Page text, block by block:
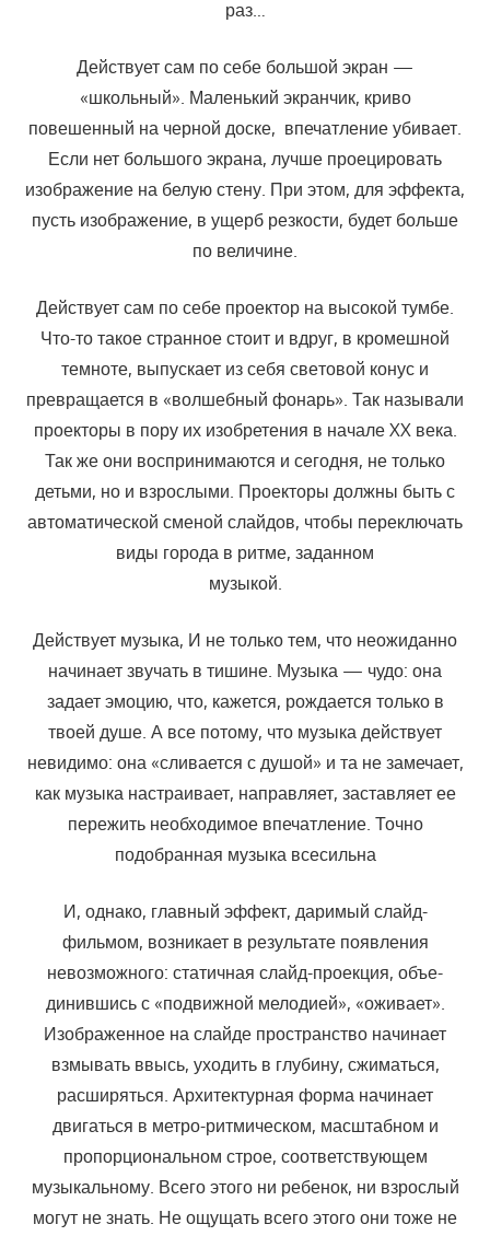
раз…
Действует сам по себе большой экран —
«школьный». Малень­кий экранчик, криво
повешенный на черной доске, впечатление убива­ет.
Если нет большого экрана, лучше проецировать
изображение на белую стену. При этом, для эффекта,
пусть изображение, в ущерб резкости, будет больше
по величине.
Действует сам по себе проектор на высокой тумбе.
Что-то такое странное стоит и вдруг, в кромешной
темноте, выпускает из себя све­товой конус и
превращается в «волшебный фонарь». Так называли
про­екторы в пору их изобретения в начале XX века.
Так же они восприни­маются и сегодня, не только
детьми, но и взрослыми. Проекторы долж­ны быть с
автоматической сменой слайдов, чтобы переключать
виды города в ритме, заданном
музыкой.
Действует музыка, И не только тем, что неожиданно
начинает звучать в тишине. Музыка — чудо: она
задает эмоцию, что, кажется, рождается только в
твоей душе. А все потому, что музыка действует
невидимо: она «сливается с душой» и та не замечает,
как музыка на­страивает, направляет, заставляет ее
пережить необходимое впечатле­ние. Точно
подобранная музыка всесильна
И, однако, главный эффект, даримый слайд-
фильмом, возникает в результате появления
невозможного: статичная слайд-проекция, объе­
динившись с «подвижной мелодией», «оживает».
Изображенное на слай­де пространство начинает
взмывать ввысь, уходить в глубину, сжи­маться,
расширяться. Архитектурная форма начинает
двигаться в мет­ро-ритмическом, масштабном и
пропорциональном строе, соответству­ющем
музыкальному. Всего этого ни ребенок, ни взрослый
могут не знать. Не ощущать всего этого они тоже не